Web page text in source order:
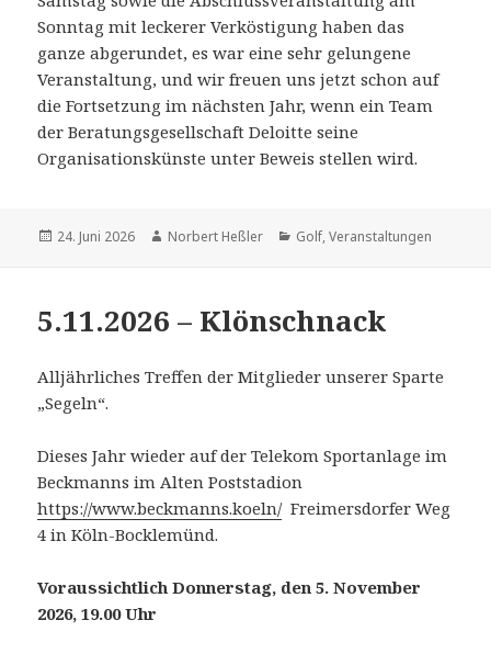
Sonntag mit leckerer Verköstigung haben das
ganze abgerundet, es war eine sehr gelungene
Veranstaltung, und wir freuen uns jetzt schon auf
die Fortsetzung im nächsten Jahr, wenn ein Team
der Beratungsgesellschaft Deloitte seine
Organisationskünste unter Beweis stellen wird.
Veröffentlicht
24. Juni 2026 Autor
Norbert Heßler Kategorien
Golf,Veranstaltungen
5.11.2026 – Klönschnack
Alljährliches Treffen der Mitglieder unserer Sparte
„Segeln“.
Dieses Jahr wieder auf der Telekom Sportanlage im
Beckmanns im Alten Poststadion
https://www.beckmanns.koeln/Freimersdorfer Weg
4 in Köln-Bocklemünd.
Voraussichtlich Donnerstag, den 5. November
2026, 19.00 Uhr